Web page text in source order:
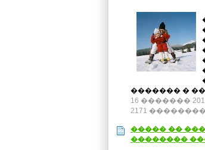
������� �
16 �������
2171
����� ��
��������